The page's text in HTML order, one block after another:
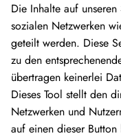
Die Inhalte auf
sozialen Netzwerken
geteilt werden. Diese
zu den
übertragen keinerlei
Dieses Tool stellt den
Netzwerken und
auf einen dieser Button